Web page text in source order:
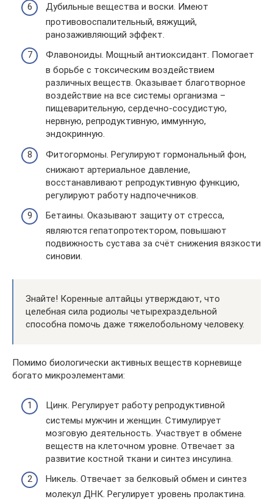
Дубильные вещества и воски. Имеют
противовоспалительный, вяжущий,
ранозаживляющий эффект.
Флавоноиды. Мощный антиоксидант. Помогает
в борьбе с токсическим воздействием
различных веществ. Оказывает благотворное
воздействие на все системы организма –
пищеварительную, сердечно-сосудистую,
нервную, репродуктивную, иммунную,
эндокринную.
Фитогормоны. Регулируют гормональный фон,
снижают артериальное давление,
восстанавливают репродуктивную функцию,
регулируют работу надпочечников.
Бетаины. Оказывают защиту от стресса,
являются гепатопротектором, повышают
подвижность сустава за счёт снижения вязкости
синовии.
Знайте! Коренные алтайцы утверждают, что
целебная сила родиолы четырехраздельной
способна помочь даже тяжелобольному человеку.
Помимо биологически активных веществ корневище
богато микроэлементами:
Цинк. Регулирует работу репродуктивной
системы мужчин и женщин. Стимулирует
мозговую деятельность. Участвует в обмене
веществ на клеточном уровне. Отвечает за
развитие костной ткани и синтез инсулина.
Никель. Отвечает за белковый обмен и синтез
молекул ДНК. Регулирует уровень пролактина.